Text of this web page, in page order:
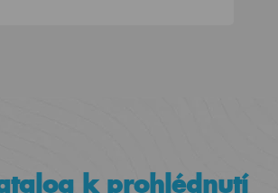
k prohlédnutí